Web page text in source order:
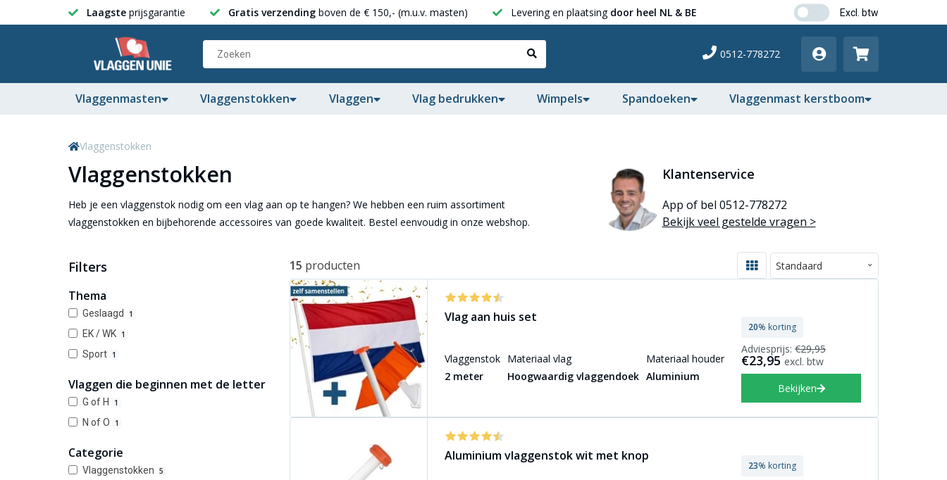
Laagste prijsgarantie Gratis verzending boven de € 150,- (m.u.v. masten) Levering en plaatsing door heel NL & BE
0512-778272
Vlaggenmasten Vlaggenstokken Vlaggen Vlag bedrukken Wimpels Spandoeken Vlaggenmast kerstboom
Vlaggenstokken
Vlaggenstokken
Heb je een vlaggenstok nodig om een vlag aan op te hangen? We hebben een ruim assortiment
vlaggenstokken en bijbehorende accessoires van goede kwaliteit. Bestel eenvoudig in onze webshop.
Klantenservice
App of bel 0512-778272
Bekijk veel gestelde vragen >
Filters
Thema
Geslaagd 1
EK / WK 1
Sport 1
Vlaggen die beginnen met de letter
G of H 1
N of O 1
Categorie
Vlaggenstokken 5
15 producten
Vlag aan huis set
Vlaggenstok
2 meter
Materiaal vlag
Hoogwaardig vlaggendoek
Materiaal houder
Aluminium
20% korting
Adviesprijs: €29,95
€23,95excl. btw
Bekijken
Aluminium vlaggenstok wit met knop
23% korting